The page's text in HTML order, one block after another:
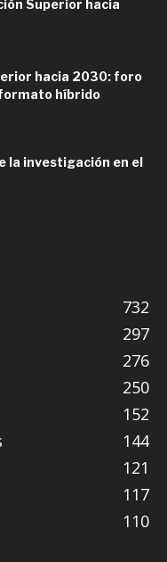
Superior hacia
hacia 2030: foro
híbrido
la investigación en el
732
297
276
250
152
144
121
117
110